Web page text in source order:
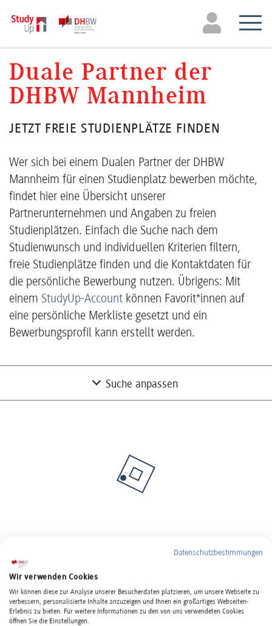
Duale Partner der
DHBW Mannheim
JETZT FREIE STUDIENPLÄTZE FINDEN
Wer sich bei einem Dualen Partner der DHBW
Mannheim für einen Studienplatz bewerben möchte,
findet hier eine Übersicht unserer
Partnerunternehmen und Angaben zu freien
Studienplätzen. Einfach die Suche nach dem
Studienwunsch und individuellen Kriterien filtern,
freie Studienplätze finden und die Kontaktdaten für
die persönliche Bewerbung nutzen. Übrigens: Mit
einem StudyUp-Account können Favorit*innen auf
eine persönliche Merkliste gesetzt und ein
Bewerbungsprofil kann erstellt werden.
Suche anpassen
DHBW MANNHEIM IM INTERNET
Datenschutzbestimmungen
Wir verwenden Cookies
Wir können diese zur Analyse unserer Besucherdaten platzieren, um unsere Webseite zu
verbessern, personalisierte Inhalte anzuzeigen und Ihnen ein großartiges Webseiten-
Erlebnis zu bieten. Für weitere Informationen zu den von uns verwendeten Cookies
öffnen Sie die Einstellungen.